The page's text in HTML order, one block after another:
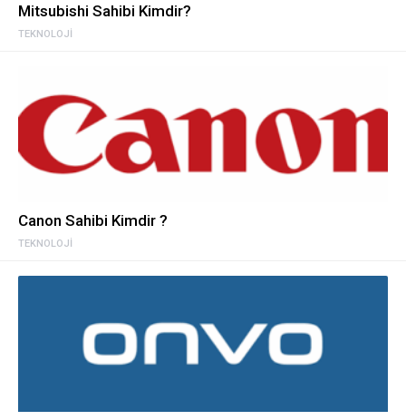
TEKNOLOJI
Mitsubishi Sahibi Kimdir?
TEKNOLOJI
Canon Sahibi Kimdir ?